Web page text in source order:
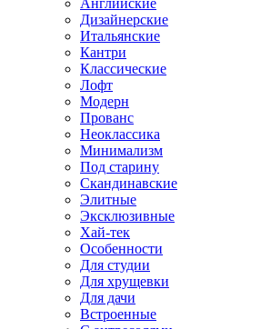
Английские
Дизайнерские
Итальянские
Кантри
Классические
Лофт
Модерн
Прованс
Неоклассика
Минимализм
Под старину
Скандинавские
Элитные
Эксклюзивные
Хай-тек
Особенности
Для студии
Для хрущевки
Для дачи
Встроенные